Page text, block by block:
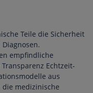
Teile die Sicherheit
empfindliche
Echtzeit-
aus
medizinische